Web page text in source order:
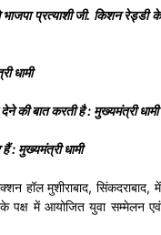
भाजपा प्रत्याशी जी. किशन रेड्डी के
धामी
की बात करती है : मुख्यमंत्री धामी
हैं : मुख्यमंत्री धामी
हॉल मुशीराबाद, सिंकदराबाद, में
के पक्ष में आयोजित युवा सम्मेलन एवं